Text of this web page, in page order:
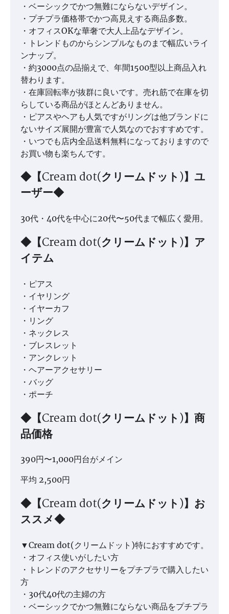
・ベーシックでかつ無難にならないデザイン。
・プチプラ価格帯でかつ高見えする商品多数。
・オフィスOKな華奢で大人上品なデザイン。
・トレンドものからシンプルなものまで幅広いライ
ンナップ。
・約3000点の品揃えで、年間1500型以上商品入れ
替わります。
・在庫回転率が抜群に良いです。売れ筋で在庫を切
らしている商品がほとんどありません。
・ピアスやヘアも人気ですがリングは他ブランドに
ないサイズ展開が豊富で人気なのでおすすめです。
・いつでも店内全品送料無料になっておりますので
お買い物も楽ちんです。
◆【Cream dot(クリームドット)】ユ
ーザー◆
30代・40代を中心に20代〜50代まで幅広く愛用。
◆【Cream dot(クリームドット)】ア
イテム
・ピアス
・イヤリング
・イヤーカフ
・リング
・ネックレス
・ブレスレット
・アンクレット
・ヘアーアクセサリー
・バッグ
・ポーチ
◆【Cream dot(クリームドット)】商
品価格
390円〜1,000円台がメイン
平均 2,500円
◆【Cream dot(クリームドット)】お
ススメ◆
▼Cream dot(クリームドット)特におすすめです。
・オフィス使いがしたい方
・トレンドのアクセサリーをプチプラで購入したい
方
・30代40代の主婦の方
・ベーシックでかつ無難にならない商品をプチプラ